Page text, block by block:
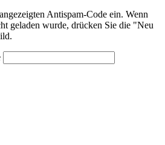
Antispam-Code ein. Wenn
geladen wurde, drücken Sie die "Neu